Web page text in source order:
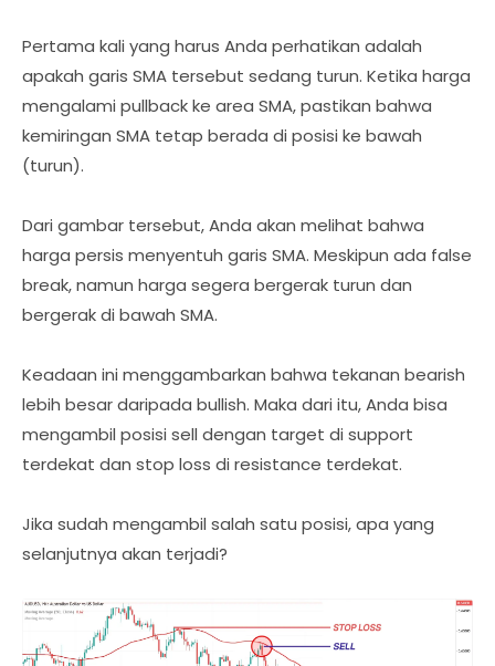
Pertama kali yang harus Anda perhatikan adalah
apakah garis SMA tersebut sedang turun. Ketika harga
mengalami pullback ke area SMA, pastikan bahwa
kemiringan SMA tetap berada di posisi ke bawah
(turun).
Dari gambar tersebut, Anda akan melihat bahwa
harga persis menyentuh garis SMA. Meskipun ada false
break, namun harga segera bergerak turun dan
bergerak di bawah SMA.
Keadaan ini menggambarkan bahwa tekanan bearish
lebih besar daripada bullish. Maka dari itu, Anda bisa
mengambil posisi sell dengan target di support
terdekat dan stop loss di resistance terdekat.
Jika sudah mengambil salah satu posisi, apa yang
selanjutnya akan terjadi?